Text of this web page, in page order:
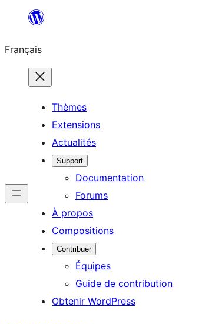
contenu
Français
Thèmes
Extensions
Actualités
Support
Documentation
Forums
À propos
Compositions
Contribuer
Équipes
Guide de contribution
Obtenir WordPress